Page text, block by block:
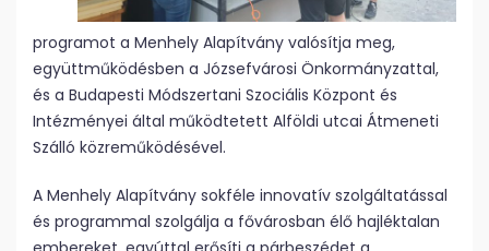
programot a Menhely Alapítvány valósítja meg,
együttműködésben a Józsefvárosi Önkormányzattal,
és a Budapesti Módszertani Szociális Központ és
Intézményei által működtetett Alföldi utcai Átmeneti
Szálló közreműködésével.
A Menhely Alapítvány sokféle innovatív szolgáltatással
és programmal szolgálja a fővárosban élő hajléktalan